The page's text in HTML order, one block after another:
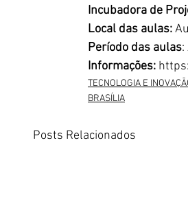
Incubadora de
Local das aulas:
Período das aulas
Informações:
TECNOLOGIA E
BRASÍLIA
Posts Relacionados